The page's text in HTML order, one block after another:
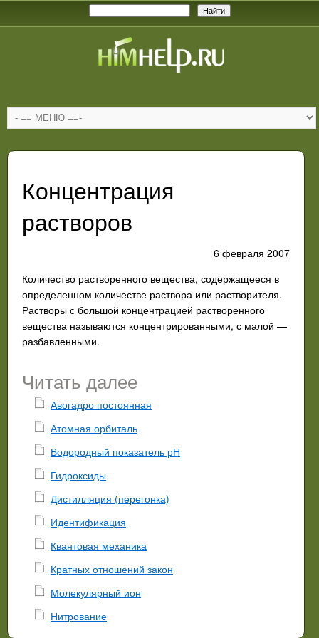
Концентрация
растворов
6 февраля 2007
Количество растворенного вещества, содержащееся в
определенном количестве раствора или растворителя.
Растворы с большой концентрацией растворенного
вещества называются концентрированными, с малой —
разбавленными.
Читать далее
Авогадро постоянная
Атомная орбиталь
Водородный показатель рН
Гидроксиды
Дистилляция (перегонка)
Идентификация
Квантовая механика
Кратных отношений закон
Молекулярный ион
Нитрование